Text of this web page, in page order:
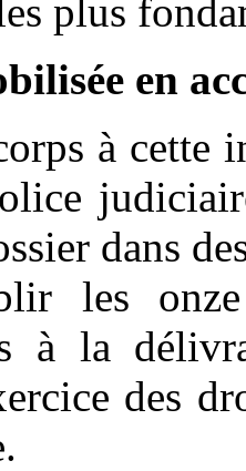
plus
en
à cette
dans
les
à la
des